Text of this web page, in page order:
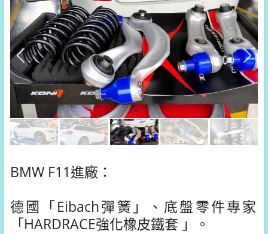
BMW F11進廠：
德國「Eibach彈簧 」、 底盤零件專家
「HARDRACE強化橡皮鐵套 」。